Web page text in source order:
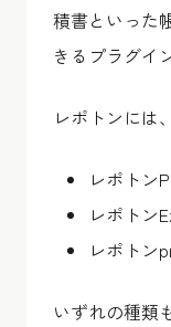
積書といった
きるプラグイ
レポトンには
レポトン
レポトン
レポトン
いずれの種類